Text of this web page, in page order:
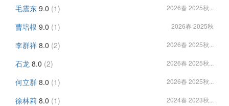
毛震东 9.0 (1) 2026春 2025秋...
曹培根 9.0 (1) 2026春 2025秋
李群祥 8.0 (2) 2026春 2025秋...
石龙 8.0 (2) 2026春 2025秋...
何立群 8.0 (1) 2026春 2025秋...
徐林莉 8.0 (1) 2024春 2023秋...